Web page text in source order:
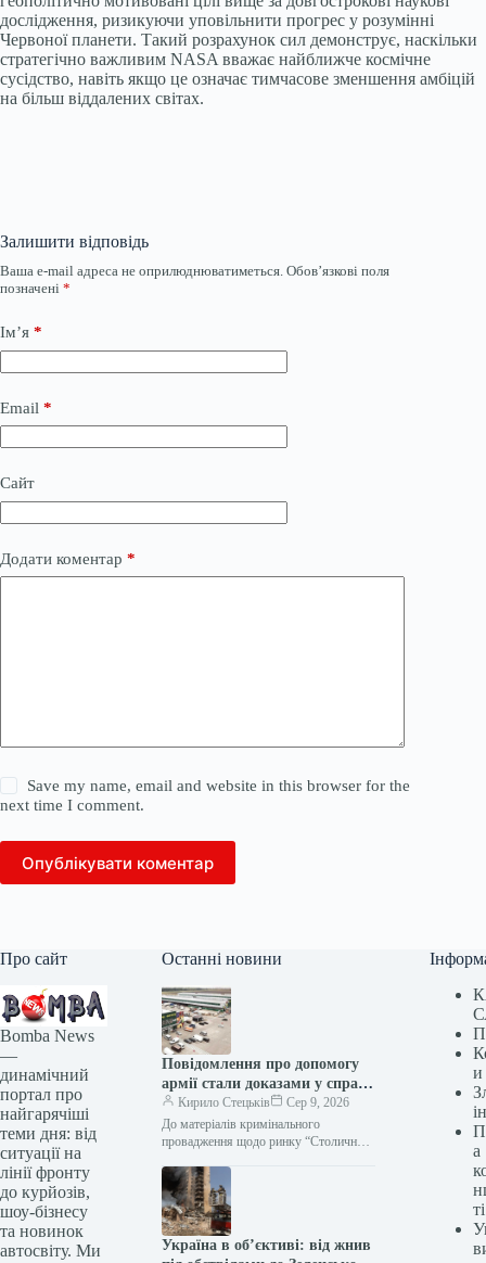
дослідження, ризикуючи уповільнити прогрес у розумінні
Червоної планети. Такий розрахунок сил демонструє, наскільки
стратегічно важливим NASA вважає найближче космічне
сусідство, навіть якщо це означає тимчасове зменшення амбіцій
на більш віддалених світах.
Залишити відповідь
Ваша e-mail адреса не оприлюднюватиметься. Обов’язкові поля
позначені *
Ім’я *
Email *
Сайт
Додати коментар *
Save my name, email and website in this browser for the
next time I comment.
Опублікувати коментар
Про сайт
Bomba News
—
динамічний
портал про
найгарячіші
теми дня: від
ситуації на
лінії фронту
до курйозів,
шоу-бізнесу
та новинок
автосвіту. Ми
Останні новини
Повідомлення про допомогу
армії стали доказами у справі
ринку “Столичний”
Кирило Стецьків
Сер 9, 2026
До матеріалів кримінального
провадження щодо ринку “Столичний”
просування 22 дописів у Facebook як
підтвердження нібито систематичної…
Україна в об’єктиві: від жнив
и
а
ті